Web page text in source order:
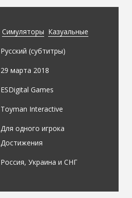
Симуляторы Казуальные
Русский (субтитры)
29 марта 2018
ESDigital Games
Toyman Interactive
Для одного игрока
Достижения
Россия, Украина и СНГ